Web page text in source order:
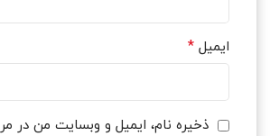
ایمیل *
ذخیره نام، ایمیل و وبسایت من در